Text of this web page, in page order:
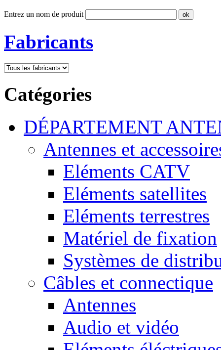
Entrez un nom de produit
Fabricants
Catégories
DÉPARTEMENT
Antennes et
Eléments CATV
Eléments satellites
Eléments terrestres
Matériel de fixation
Systèmes de
Câbles et connectique
Antennes
Audio et vidéo